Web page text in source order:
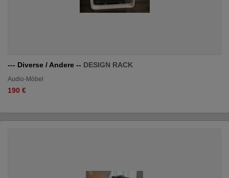
--- Diverse / Andere -- DESIGN RACK
Audio-Möbel
190 €